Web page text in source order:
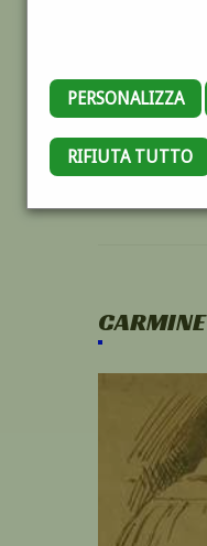
PERSONALIZZA
RIFIUTA TUTTO